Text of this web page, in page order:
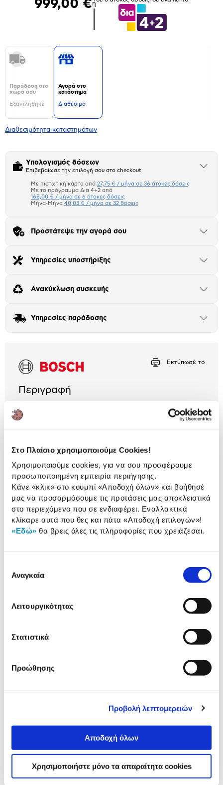
Στο Πλαίσιο χρησιμοποιούμε Cookies!
Χρησιμοποιούμε cookies, για να σου προσφέρουμε
προσωποποιημένη εμπειρία περιήγησης.
Κάνε «κλικ» στο κουμπί «Αποδοχή όλων» και βοήθησέ
μας να προσαρμόσουμε τις προτάσεις μας αποκλειστικά
στο περιεχόμενο που σε ενδιαφέρει. Εναλλακτικά
κλίκαρε αυτά που θες και πάτα «Αποδοχή επιλογών»!
«Εδώ» θα βρεις όλες τις πληροφορίες που χρειάζεσαι.
συγκατάθεσης
Αναγκαία
Λειτουργικότητας
Στατιστικά
Προώθησης
Προβολή λεπτομερειών
Αποδοχή όλων
Χρησιμοποιήστε μόνο τα απαραίτητα cookies
999,00 €ή
Παράδοση στο
χώρο σου
Εξαντλήθηκε
Αγορά στο
κατάστημα
Διαθέσιμο
Διαθεσιμότητα καταστημάτων
Υπολογισμός δόσεων
Επιβεβαίωσε την επιλογή σου στο checkout
Άνοιξε
Πιστωτική κάρτα
Πλαίσιο δια 4+2
Με πιστωτική κάρτα από 27,75 € / μήνα σε 36 άτοκες δόσεις
Με το πρόγραμμα Δια 4+2 από
168,00 € / μήνα σε 6 άτοκες δόσεις
Μήνα-Μήνα 40,03 € / μήνα σε 32 δόσεις
Προστάτεψε την αγορά σου
Άνοιξε
Υπηρεσίες υποστήριξης
Άνοιξε
Ανακύκλωση συσκευής
Άνοιξε
Υπηρεσίες παράδοσης
Άνοιξε
Εκτύπωσέ το
Περιγραφή
Μαγείρεψε… like a Bosch με τον φούρνο 71Lt, ο
οποίος διαθέτει 14 τρόπους λειτουργίας, αυτόματη
2 Έτη εγγύηση Προμηθευτή Πληροφορίες
Χαρακτηριστικά
Χωρητικότητα: 71 Lt
Τρόποι λειτουργίας: 14
Ενεργειακή κλάση: A+
Τύπος Συσκευής: Εντοιχιζόμενος
Αναλυτική
προϊόντος
Αξιολογήσεις